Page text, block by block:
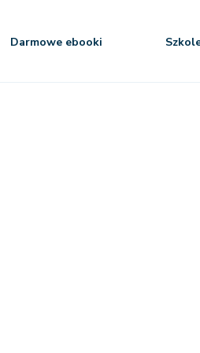
Darmowe ebooki